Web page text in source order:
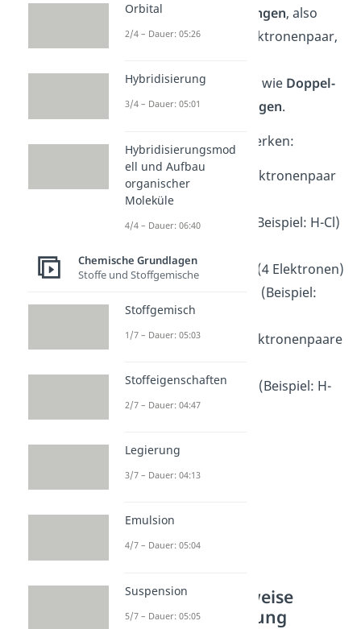
Neben Einfachbindungen, also
einem bindenden Elektronenpaar,
Mehrfachbindungen, wie Doppel-
oder Dreifachbindungen.
Hier kannst du dir merken:
ein bindendes Elektronenpaar
(2 Elektronen) =
Einfachbindung (Beispiel: H-Cl)
Elektronenpaare (4 Elektronen)
= Doppelbindung (Beispiel:
O=C=O)
drei bindende Elektronenpaare
Dreifachbindung (Beispiel: H-
C≡ C-H)
Formelschreibweise
kovalente Bindung
Orbital
2/4 – Dauer: 05:26
Hybridisierung
3/4 – Dauer: 05:01
Hybridisierungsmod
ell und Aufbau
organischer
Moleküle
4/4 – Dauer: 06:40
Chemische Grundlagen
Stoffe und Stoffgemische
Stoffgemisch
1/7 – Dauer: 05:03
Stoffeigenschaften
2/7 – Dauer: 04:47
Legierung
3/7 – Dauer: 04:13
Emulsion
4/7 – Dauer: 05:04
Suspension
5/7 – Dauer: 05:05